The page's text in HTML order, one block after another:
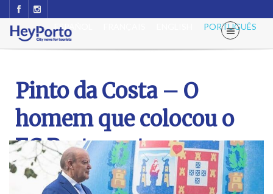
PORTUGUÊS
ESPAÑOL
Pinto da Costa – O
homem que colocou o
FC Porto no topo